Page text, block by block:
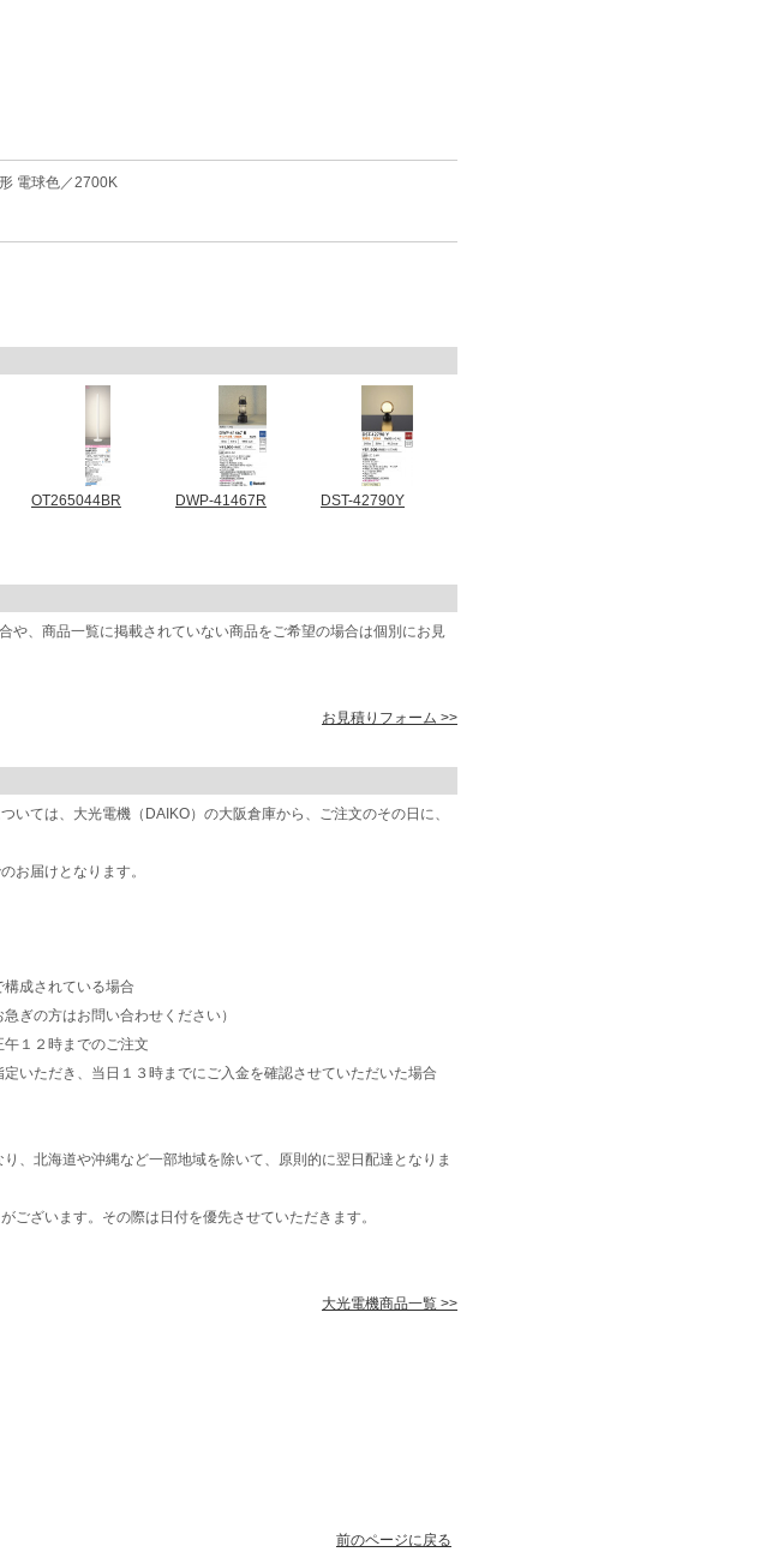
電球色／2700K
OT265044BR DWP-41467R DST-42790Y
や、商品一覧に掲載されていない商品をご希望の場合は個別にお見
お見積りフォーム >>
ては、大光電機（DAIKO）の大阪倉庫から、ご注文のその日に、
お届けとなります。
成されている場合
ぎの方はお問い合わせください）
１２時までのご注文
いただき、当日１３時までにご入金を確認させていただいた場合
、北海道や沖縄など一部地域を除いて、原則的に翌日配達となりま
ございます。その際は日付を優先させていただきます。
大光電機商品一覧 >>
前のページに戻る